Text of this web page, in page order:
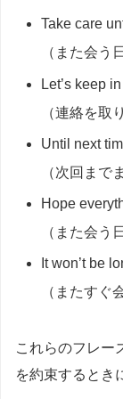
Take care
（また会う
Let’s keep
（連絡を取
Until next
（次回まで
Hope
（また会う
It won’t be
（またすぐ
これらのフレー
を約束するとき